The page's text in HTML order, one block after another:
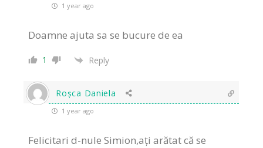
1 year ago
Doamne ajuta sa se bucure de ea
1 Reply
Roșca Daniela
1 year ago
Felicitari d-nule Simion,ați arătat că se